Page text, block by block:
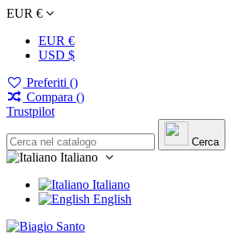
EUR €
EUR €
USD $
Preferiti ()
Compara ()
Trustpilot
Cerca
Italiano
Italiano
English